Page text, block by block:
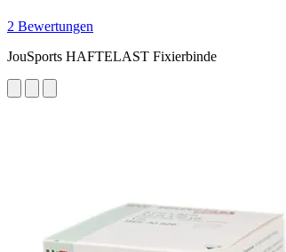
2 Bewertungen
JouSports HAFTELAST Fixierbinde